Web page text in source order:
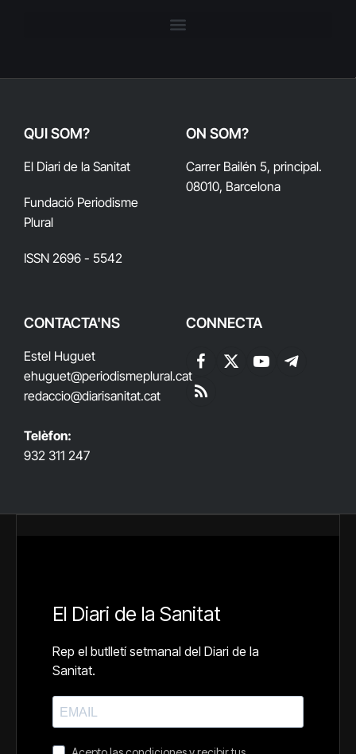
QUI SOM?
El Diari de la Sanitat
Fundació Periodisme
Plural
ISSN 2696 - 5542
ON SOM?
Carrer Bailén 5, principal.
08010, Barcelona
CONTACTA'NS
Estel Huguet
ehuguet@periodismeplural.cat
redaccio@diarisanitat.cat
Telèfon:
932 311 247
CONNECTA
Facebook
X
YouTubeTelegram
RSS